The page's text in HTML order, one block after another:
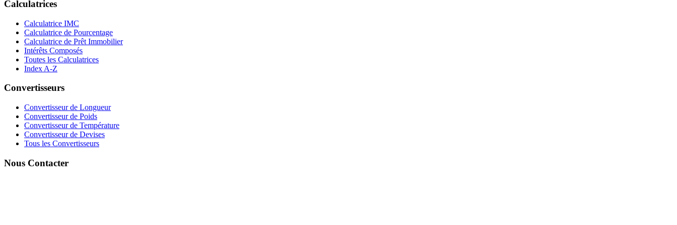
Calculatrices
Calculatrice IMC
Calculatrice de Pourcentage
Calculatrice de Prêt Immobilier
Intérêts Composés
Toutes les Calculatrices
Index A-Z
Convertisseurs
Convertisseur de Longueur
Convertisseur de Poids
Convertisseur de Température
Convertisseur de Devises
Tous les Convertisseurs
Nous Contacter